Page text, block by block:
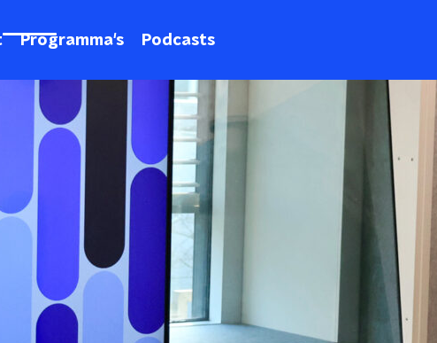
Programma's Podcasts